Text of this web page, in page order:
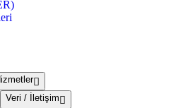
Veri / İletişim